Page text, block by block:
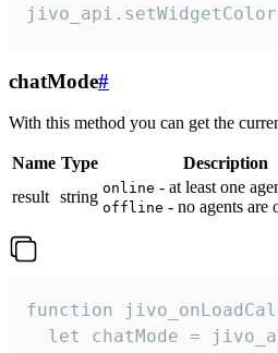
chatMode#
With this method you can get the
Name Type
Description
result string online - at least one
offline - no agents are
function
let chatMode =